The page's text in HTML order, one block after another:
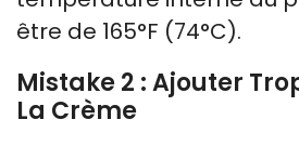
être de 165°F (74°C).
Mistake 2 : Ajouter
La Crème